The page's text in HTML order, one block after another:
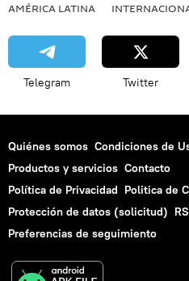
AMÉRICA LATINA
Telegram Twitter
Quiénes somos Condiciones de
Productos y servicios Contacto
Política de Privacidad Politica de
Protección de datos (solicitud)
Preferencias de seguimiento